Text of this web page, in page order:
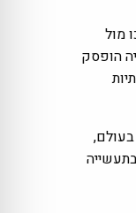
של הורדות הריבית האחרונות. המטבע, שאיבד כ-40% מערכו מול
הופסק